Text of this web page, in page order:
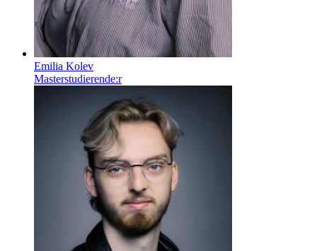
Emilia Kolev
Masterstudierende:r